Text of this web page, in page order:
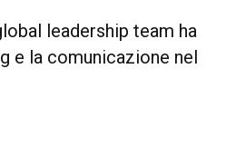
leadership team ha
e la comunicazione nel